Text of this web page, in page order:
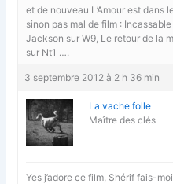
et de nouveau L’Amour est dans
sinon pas mal de film :
Jackson sur W9, Le retour de la
sur Nt1 ….
3 septembre 2012 à 2 h 36 min
La vache folle
Maître des clés
Yes j’adore ce film, Shérif fais-